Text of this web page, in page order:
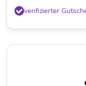
verifizierter